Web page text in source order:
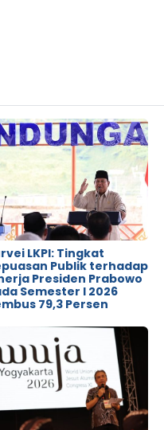
LKPI: Tingkat
Publik terhadap
Presiden Prabowo
Semester I 2026
79,3 Persen